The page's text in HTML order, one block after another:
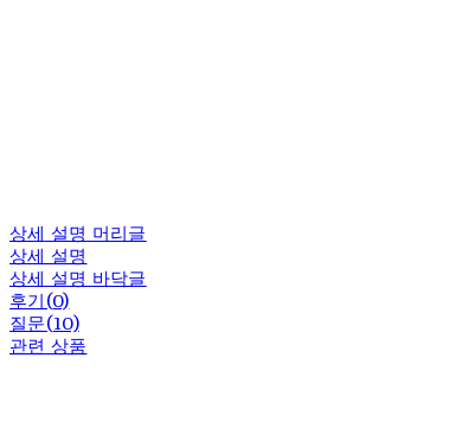
상세 설명 머리글
상세 설명
상세 설명 바닥글
후기(0)
질문(10)
관련 상품